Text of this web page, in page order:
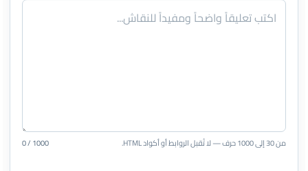
من 30 إلى 1000 حرف — لا تُقبل الروابط أو أكواد HTML. 0 / 1000